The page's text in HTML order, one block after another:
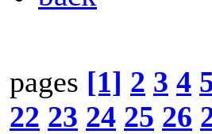
pages [1] 2 3 4
22 23 24 25 26